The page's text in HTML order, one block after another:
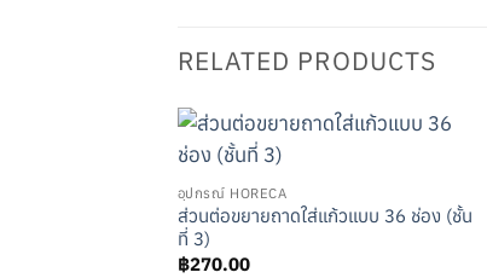
RELATED PRODUCTS
อุปกรณ์ HORECA
ส่วนต่อขยายถาดใส่แก้วแบบ 36 ช่อง (ชั้น
ที่ 3)
฿270.00